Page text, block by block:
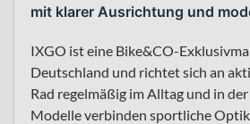
mit klarer Ausrichtung und
IXGO ist eine Bike&CO-
Deutschland und richtet sich an
Rad regelmäßig im Alltag und in
Modelle verbinden sportliche